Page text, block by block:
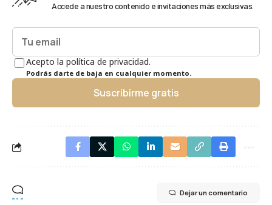
Accede a nuestro contenido e invitaciones más exclusivas.
Acepto la política de privacidad.
Podrás darte de baja en cualquier momento.
Suscribirme gratis
Dejar un comentario